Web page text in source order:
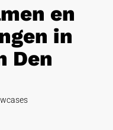
en
in
Den